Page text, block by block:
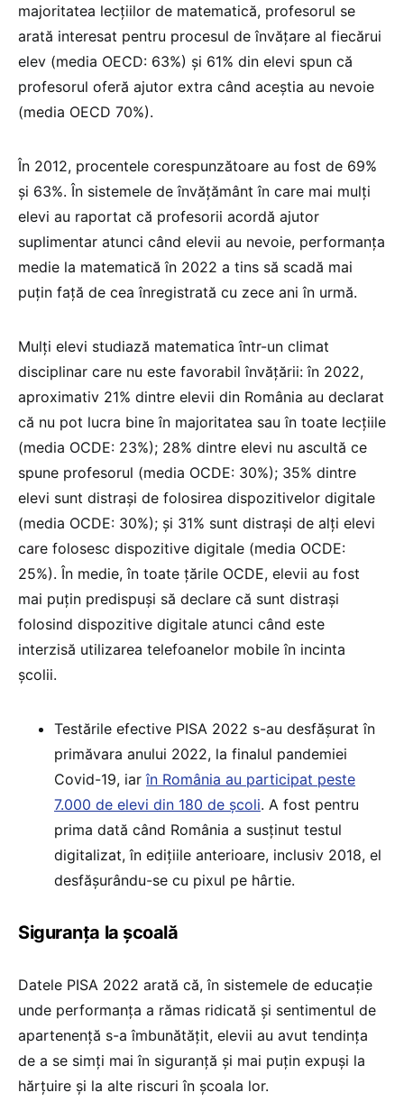
majoritatea lecțiilor de matematică, profesorul se
arată interesat pentru procesul de învățare al fiecărui
elev (media OECD: 63%) și 61% din elevi spun că
profesorul oferă ajutor extra când aceștia au nevoie
(media OECD 70%).
În 2012, procentele corespunzătoare au fost de 69%
și 63%. În sistemele de învățământ în care mai mulți
elevi au raportat că profesorii acordă ajutor
suplimentar atunci când elevii au nevoie, performanța
medie la matematică în 2022 a tins să scadă mai
puțin față de cea înregistrată cu zece ani în urmă.
Mulți elevi studiază matematica într-un climat
disciplinar care nu este favorabil învățării: în 2022,
aproximativ 21% dintre elevii din România au declarat
că nu pot lucra bine în majoritatea sau în toate lecțiile
(media OCDE: 23%); 28% dintre elevi nu ascultă ce
spune profesorul (media OCDE: 30%); 35% dintre
elevi sunt distrași de folosirea dispozitivelor digitale
(media OCDE: 30%); și 31% sunt distrași de alți elevi
care folosesc dispozitive digitale (media OCDE:
25%). În medie, în toate țările OCDE, elevii au fost
mai puțin predispuși să declare că sunt distrași
folosind dispozitive digitale atunci când este
interzisă utilizarea telefoanelor mobile în incinta
școlii.
Testările efective PISA 2022 s-au desfășurat în
primăvara anului 2022, la finalul pandemiei
Covid-19, iarîn România au participat peste
7.000 de elevi din 180 de școli. A fost pentru
prima dată când România a susținut testul
digitalizat, în edițiile anterioare, inclusiv 2018, el
desfășurându-se cu pixul pe hârtie.
Siguranța la școală
Datele PISA 2022 arată că, în sistemele de educație
unde performanța a rămas ridicată și sentimentul de
apartenență s-a îmbunătățit, elevii au avut tendința
de a se simți mai în siguranță și mai puțin expuși la
hărțuire și la alte riscuri în școala lor.